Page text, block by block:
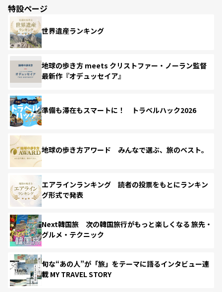
特設ページ
世界遺産ランキング
地球の歩き方 meets クリストファー・ノーラン監督
最新作『オデュッセイア』
準備も滞在もスマートに！ トラベルハック2026
地球の歩き方アワード みんなで選ぶ、旅のベスト。
エアラインランキング 読者の投票をもとにランキン
グ形式で発表
Next韓国旅 次の韓国旅行がもっと楽しくなる 旅先・
グルメ・テクニック
旬な“あの人”が「旅」をテーマに語るインタビュー連
載 MY TRAVEL STORY